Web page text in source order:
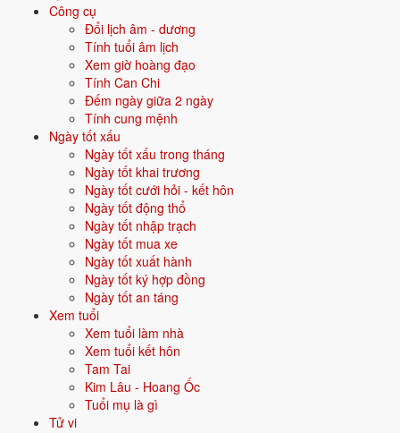
Công cụ
Đổi lịch âm - dương
Tính tuổi âm lịch
Xem giờ hoàng đạo
Tính Can Chi
Đếm ngày giữa 2 ngày
Tính cung mệnh
Ngày tốt xấu
Ngày tốt xấu trong tháng
Ngày tốt khai trương
Ngày tốt cưới hỏi - kết hôn
Ngày tốt động thổ
Ngày tốt nhập trạch
Ngày tốt mua xe
Ngày tốt xuất hành
Ngày tốt ký hợp đồng
Ngày tốt an táng
Xem tuổi
Xem tuổi làm nhà
Xem tuổi kết hôn
Tam Tai
Kim Lâu - Hoang Ốc
Tuổi mụ là gì
Tử vi
Vận năm 2026 Bính Ngọ cho người sinh năm 2022
(Bính Ngọ), người tuổiDần
thuộc nhómThiếu nhi. Quan hệ với Thái Tuế năm xem:
Vận thuận lợi - gặp quý nhân, công việc - tài lộc đều thông.
Năm 2026 người sinh năm 2022 nên tập trung gì?
4 (Thiếu nhi) , người sinh năm 2022 nên ưu tiên các chủ đề
Học hành
Cấp học hiện tại
Đặt tên cho người sinh năm 2022 mệnh Kim
Khi đặt tên cho người sinh năm 2022
bộ chữ Hán thuộc hành bản mệnh hoặc hành tương sinh; tránh bộ chữ
thuộc hành tương khắc. Dưới đây là gợi ý cho